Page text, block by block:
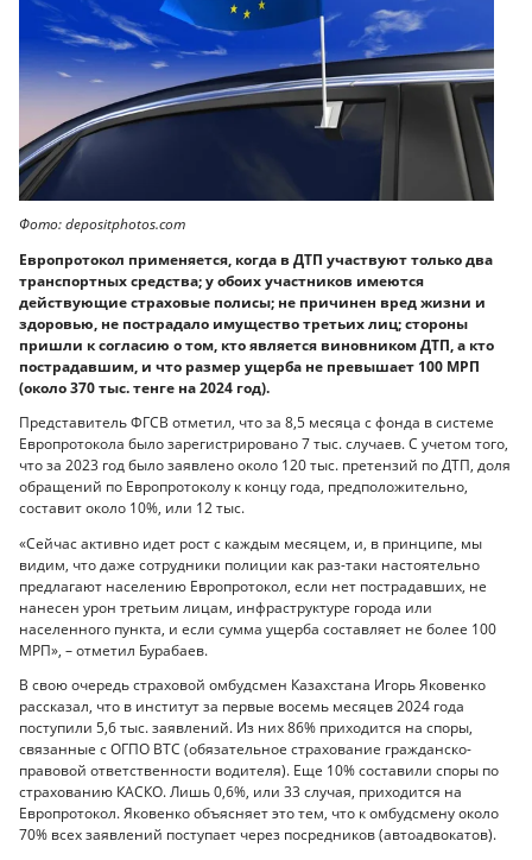
Фото: depositphotos.com
Европротокол применяется, когда в ДТП участвуют только два
транспортных средства; у обоих участников имеются
действующие страховые полисы; не причинен вред жизни и
здоровью, не пострадало имущество третьих лиц; стороны
пришли к согласию о том, кто является виновником ДТП, а кто
пострадавшим, и что размер ущерба не превышает 100 МРП
(около 370 тыс. тенге на 2024 год).
Представитель ФГСВ отметил, что за 8,5 месяца с фонда в системе
Европротокола было зарегистрировано 7 тыс. случаев. С учетом того,
что за 2023 год было заявлено около 120 тыс. претензий по ДТП, доля
обращений по Европротоколу к концу года, предположительно,
составит около 10%, или 12 тыс.
«Сейчас активно идет рост с каждым месяцем, и, в принципе, мы
видим, что даже сотрудники полиции как раз-таки настоятельно
предлагают населению Европротокол, если нет пострадавших, не
нанесен урон третьим лицам, инфраструктуре города или
населенного пункта, и если сумма ущерба составляет не более 100
МРП», – отметил Бурабаев.
В свою очередь страховой омбудсмен Казахстана Игорь Яковенко
рассказал, что в институт за первые восемь месяцев 2024 года
поступили 5,6 тыс. заявлений. Из них 86% приходится на споры,
связанные с ОГПО ВТС (обязательное страхование гражданско-
правовой ответственности водителя). Еще 10% составили споры по
страхованию КАСКО. Лишь 0,6%, или 33 случая, приходится на
Европротокол. Яковенко объясняет это тем, что к омбудсмену около
70% всех заявлений поступает через посредников (автоадвокатов).